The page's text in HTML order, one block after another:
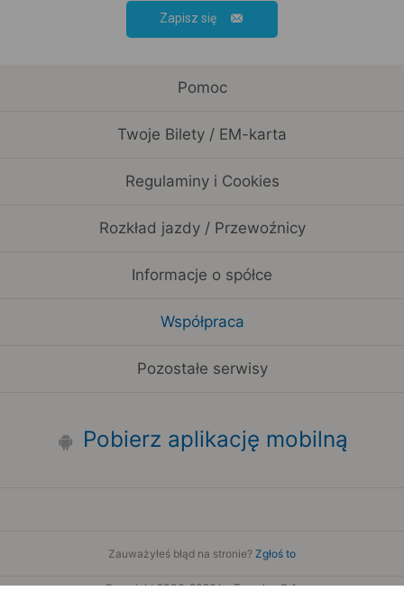
Zapisz się
Pomoc
Twoje Bilety / EM-karta
Regulaminy i Cookies
Rozkład jazdy / Przewoźnicy
Informacje o spółce
Współpraca
Pozostałe serwisy
Pobierz aplikację mobilną
Zauważyłeś błąd na stronie? Zgłoś to
Copyright 2006-2026 by Teroplan S.A.